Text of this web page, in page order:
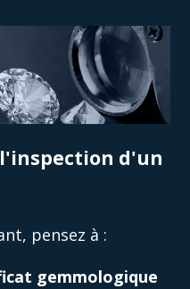
d'un
pensez à :
gemmologique